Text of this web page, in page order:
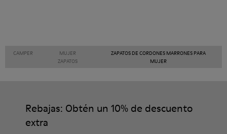
CAMPER
MUJER
ZAPATOS
ZAPATOS DE CORDONES MARRONES PARA
MUJER
Rebajas: Obtén un 10% de descuento
extra